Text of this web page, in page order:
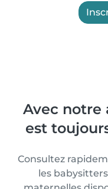
Avec notre
est
Consultez
les